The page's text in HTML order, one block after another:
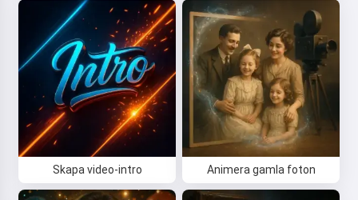
Skapa video-intro Animera gamla foton